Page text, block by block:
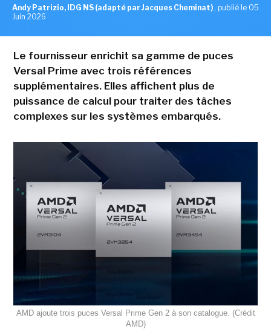
Andy Patrizio, IDG NS (adapté par Jacques Cheminat) , publié le 05
Juin 2026
Le fournisseur enrichit sa gamme de puces
Versal Prime avec trois références
supplémentaires. Elles affichent plus de
puissance de calcul pour traiter des tâches
complexes sur les systèmes embarqués.
AMD ajoute trois puces Versal Prime Gen 2 à son catalogue. (Crédit
AMD)